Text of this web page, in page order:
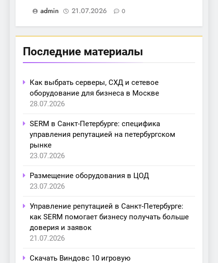
admin
21.07.2026 0
Последние материалы
Как выбрать серверы, СХД и сетевое
оборудование для бизнеса в Москве
28.07.2026
SERM в Санкт-Петербурге: специфика
управления репутацией на петербургском
рынке
23.07.2026
Размещение оборудования в ЦОД
23.07.2026
Управление репутацией в Санкт-Петербурге:
как SERM помогает бизнесу получать больше
доверия и заявок
21.07.2026
Скачать Виндовс 10 игровую